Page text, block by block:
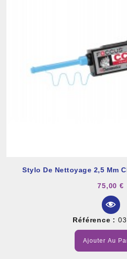
Stylo De Nettoyage 2,5 Mm
75,00 €
Référence :
Ajouter Au